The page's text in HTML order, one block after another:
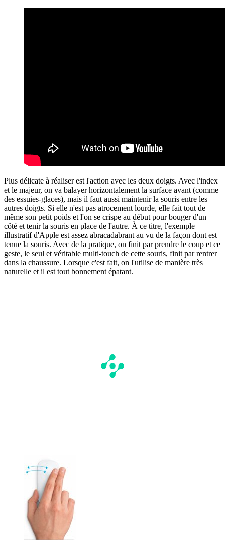
Plus délicate à réaliser est l'action avec les deux doigts. Avec l'index
et le majeur, on va balayer horizontalement la surface avant (comme
des essuies-glaces), mais il faut aussi maintenir la souris entre les
autres doigts. Si elle n'est pas atrocement lourde, elle fait tout de
même son petit poids et l'on se crispe au début pour bouger d'un
côté et tenir la souris en place de l'autre. À ce titre, l'exemple
illustratif d'Apple est assez abracadabrant au vu de la façon dont est
tenue la souris. Avec de la pratique, on finit par prendre le coup et ce
geste, le seul et véritable multi-touch de cette souris, finit par rentrer
dans la chaussure. Lorsque c'est fait, on l'utilise de manière très
naturelle et il est tout bonnement épatant.